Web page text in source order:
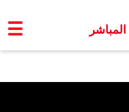
☰ المباشر